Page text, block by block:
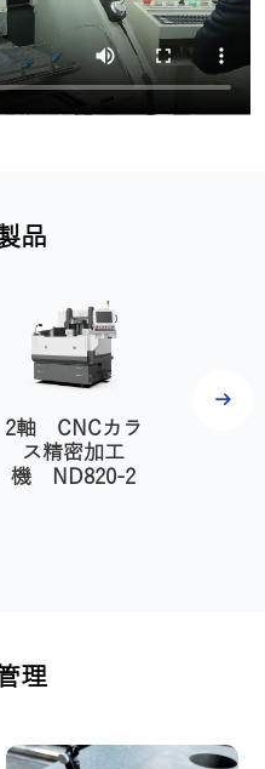
品
2軸 CNCカラ
ス精密加工
機 ND820-2
理